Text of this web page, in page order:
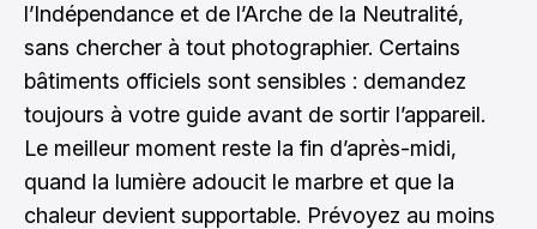
l’Indépendance et de l’Arche de la Neutralité,
sans chercher à tout photographier. Certains
bâtiments officiels sont sensibles : demandez
toujours à votre guide avant de sortir l’appareil.
Le meilleur moment reste la fin d’après-midi,
quand la lumière adoucit le marbre et que la
chaleur devient supportable. Prévoyez au moins